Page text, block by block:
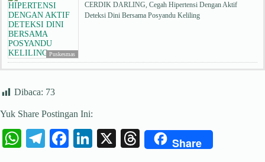
Puskesmas
CERDIK DARLING, Cegah Hipertensi Dengan Aktif
Deteksi Dini Bersama Posyandu Keliling
Dibaca: 73
Yuk Share Postingan Ini:
W Te Fa Li X
T
Share